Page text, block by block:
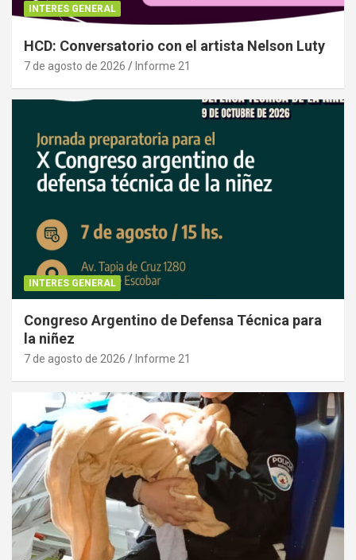
INTERES GENERAL
HCD: Conversatorio con el artista Nelson Luty
7 de agosto de 2026 Informe 21
INTERES GENERAL
Congreso Argentino de Defensa Técnica para
la niñez
7 de agosto de 2026 Informe 21